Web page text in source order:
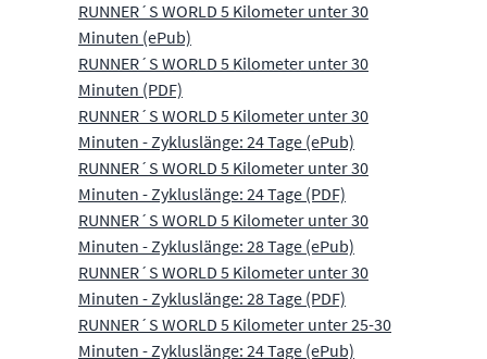
RUNNER´S WORLD 5 Kilometer unter 30
Minuten (ePub)
RUNNER´S WORLD 5 Kilometer unter 30
Minuten (PDF)
RUNNER´S WORLD 5 Kilometer unter 30
Minuten - Zykluslänge: 24 Tage (ePub)
RUNNER´S WORLD 5 Kilometer unter 30
Minuten - Zykluslänge: 24 Tage (PDF)
RUNNER´S WORLD 5 Kilometer unter 30
Minuten - Zykluslänge: 28 Tage (ePub)
RUNNER´S WORLD 5 Kilometer unter 30
Minuten - Zykluslänge: 28 Tage (PDF)
RUNNER´S WORLD 5 Kilometer unter 25-30
Minuten - Zykluslänge: 24 Tage (ePub)